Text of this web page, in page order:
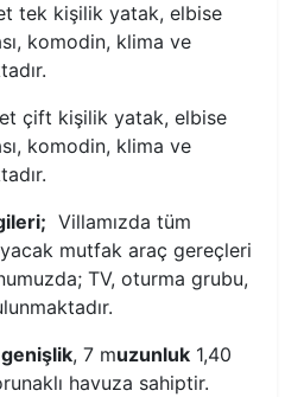
tek kişilik yatak, elbise
komodin, klima ve
çift kişilik yatak, elbise
komodin, klima ve
Villamızda tüm
mutfak araç gereçleri
TV, oturma grubu,
genişlik, 7 muzunluk 1,40
havuza sahiptir.